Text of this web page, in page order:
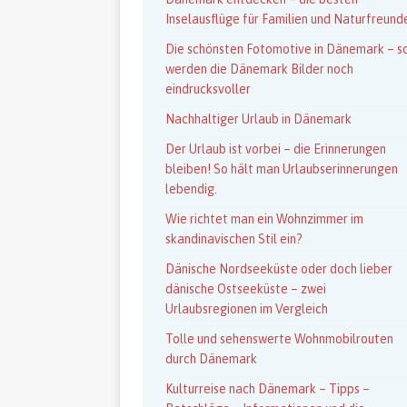
Inselausflüge für Familien und
Die schönsten Fotomotive in Dänemark –
werden die Dänemark Bilder noch
eindrucksvoller
Nachhaltiger Urlaub in Dänemark
Der Urlaub ist vorbei – die Erinnerungen
bleiben! So hält man Urlaubserinnerungen
lebendig.
Wie richtet man ein Wohnzimmer im
skandinavischen Stil ein?
Dänische Nordseeküste oder doch lieber
dänische Ostseeküste – zwei
Urlaubsregionen im Vergleich
Tolle und sehenswerte Wohnmobilrouten
durch Dänemark
Kulturreise nach Dänemark – Tipps –